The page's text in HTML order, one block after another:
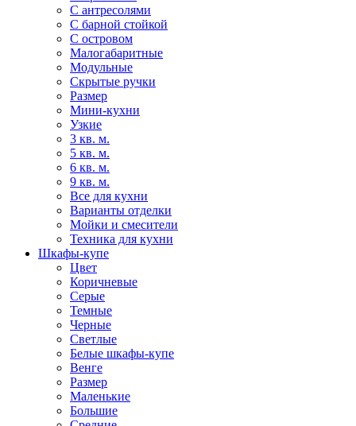
С антресолями
С барной стойкой
С островом
Малогабаритные
Модульные
Скрытые ручки
Размер
Мини-кухни
Узкие
3 кв. м.
5 кв. м.
6 кв. м.
9 кв. м.
Все для кухни
Варианты отделки
Мойки и смесители
Техника для кухни
Шкафы-купе
Цвет
Коричневые
Серые
Темные
Черные
Светлые
Белые шкафы-купе
Венге
Размер
Маленькие
Большие